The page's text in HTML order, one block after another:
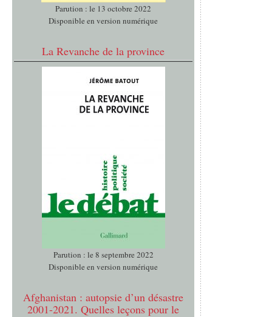
Parution : le 13 octobre 2022
Disponible en version numérique
La Revanche de la province
Parution : le 8 septembre 2022
Disponible en version numérique
Afghanistan : autopsie d’un désastre
2001-2021. Quelles leçons pour le